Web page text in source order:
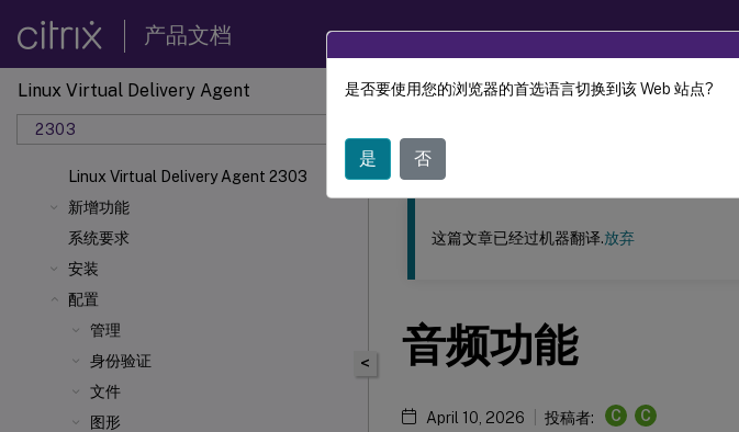
产品文档
Linux Virtual Delivery Agent
2303
Linux Virtual Delivery Agent 2303
新增功能
系统要求
安装
配置
管理
身份验证
文件
图形
此内容已经过机器动态翻译。
<
这篇文章已经过机器翻译.放弃
音频功能
April 10, 2026 投稿者: C C
是否要使用您的浏览器的首选语言切换到该 Web 站点?
是 否